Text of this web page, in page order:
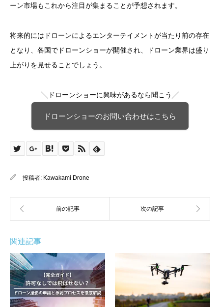
ーン市場もこれから注目が集まることが予想されます。
将来的にはドローンによるエンターテイメントが当たり前の存在
となり、各国でドローンショーが開催され、ドローン業界は盛り
上がりを見せることでしょう。
╲ドローンショーに興味があるなら聞こう╱
ドローンショーのお問い合わせはこちら
投稿者: Kawakami Drone
関連記事